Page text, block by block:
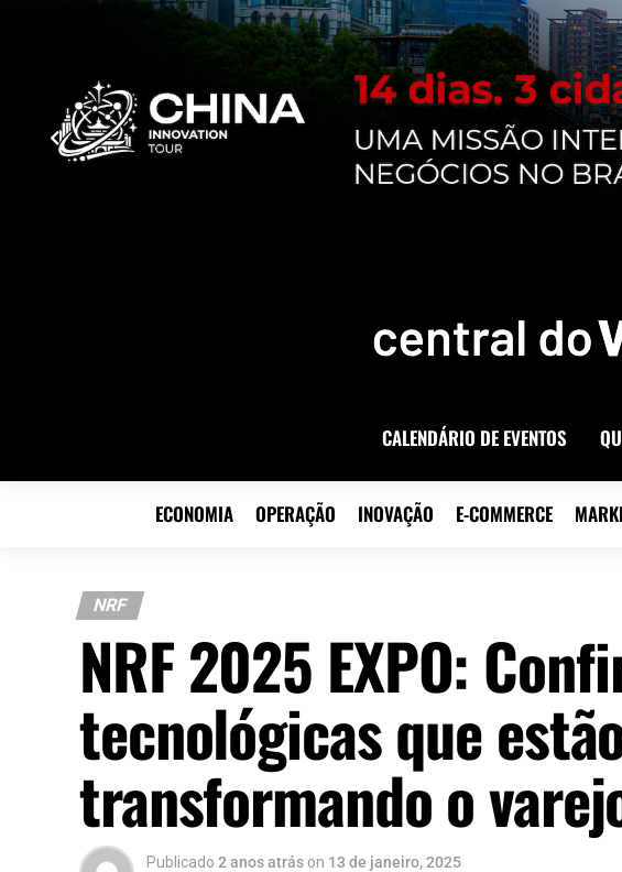
CALENDÁRIO DE EVENTOS
ECONOMIA OPERAÇÃO INOVAÇÃO E-COMMERCE
NRF
NRF 2025 EXPO:
tecnológicas que
transformando o
Publicado 2 anos atrás on 13 de janeiro, 2025